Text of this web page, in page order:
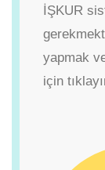
İŞKUR
yapmak
için